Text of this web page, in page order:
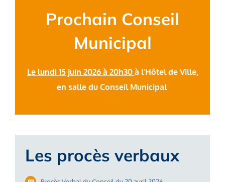
Prochain Conseil
Municipal
Le lundi 15 juin 2026 à 20h30 à l’Hôtel de Ville,
en salle du Conseil Municipal
Les procès verbaux